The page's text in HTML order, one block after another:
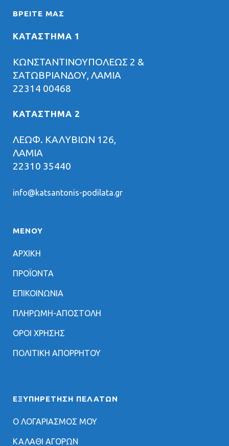
ΒΡΕΊΤΕ ΜΑΣ
ΚΑΤΑΣΤΗΜΑ 1
ΚΩΝΣΤΑΝΤΙΝΟΥΠΟΛΕΩΣ 2 &
ΣΑΤΩΒΡΙΑΝΔΟΥ, ΛΑΜΙΑ
22314 00468
ΚΑΤΑΣΤΗΜΑ 2
ΛΕΩΦ. ΚΑΛΥΒΙΩΝ 126,
ΛΑΜΙΑ
22310 35440
info@katsantonis-podilata.gr
ΜΕΝΟΥ
ΑΡΧΙΚΗ
ΠΡΟΪΟΝΤΑ
ΕΠΙΚΟΙΝΩΝΙΑ
ΠΛΗΡΩΜΗ-ΑΠΟΣΤΟΛΗ
ΟΡΟΙ ΧΡΗΣΗΣ
ΠΟΛΙΤΙΚΗ ΑΠΟΡΡΗΤΟΥ
ΕΞΥΠΗΡΈΤΗΣΗ ΠΕΛΑΤΏΝ
Ο ΛΟΓΑΡΙΑΣΜΟΣ ΜΟΥ
ΚΑΛΑΘΙ ΑΓΟΡΩΝ